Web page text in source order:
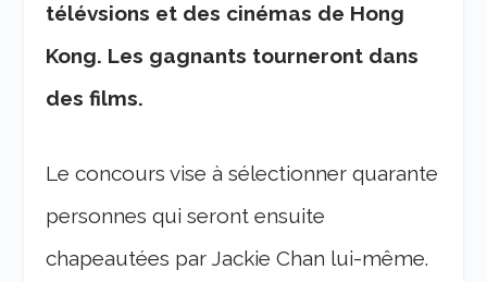
télévsions et des cinémas de Hong
Kong. Les gagnants tourneront dans
des films.
Le concours vise à sélectionner quarante
personnes qui seront ensuite
chapeautées par Jackie Chan lui-même.